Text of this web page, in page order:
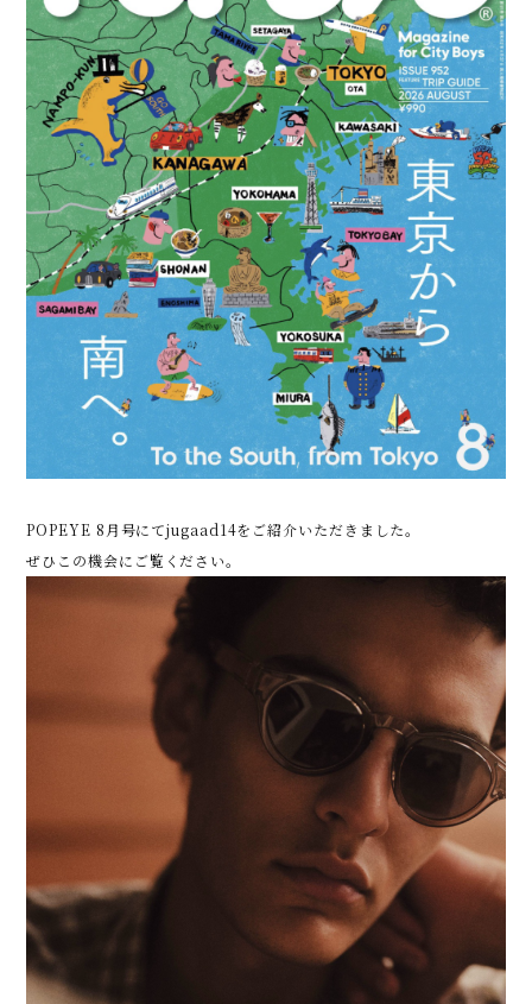
POPEYE 8月号にてjugaad14をご紹介いただきました。
ぜひこの機会にご覧ください。